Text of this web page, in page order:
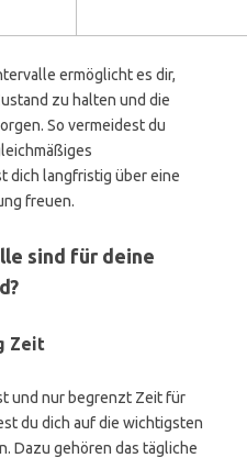
ermöglicht es dir,
zu halten und die
So vermeidest du
dich langfristig über eine
freuen.
sind für deine
Zeit
und nur begrenzt Zeit für
du dich auf die wichtigsten
Dazu gehören das tägliche